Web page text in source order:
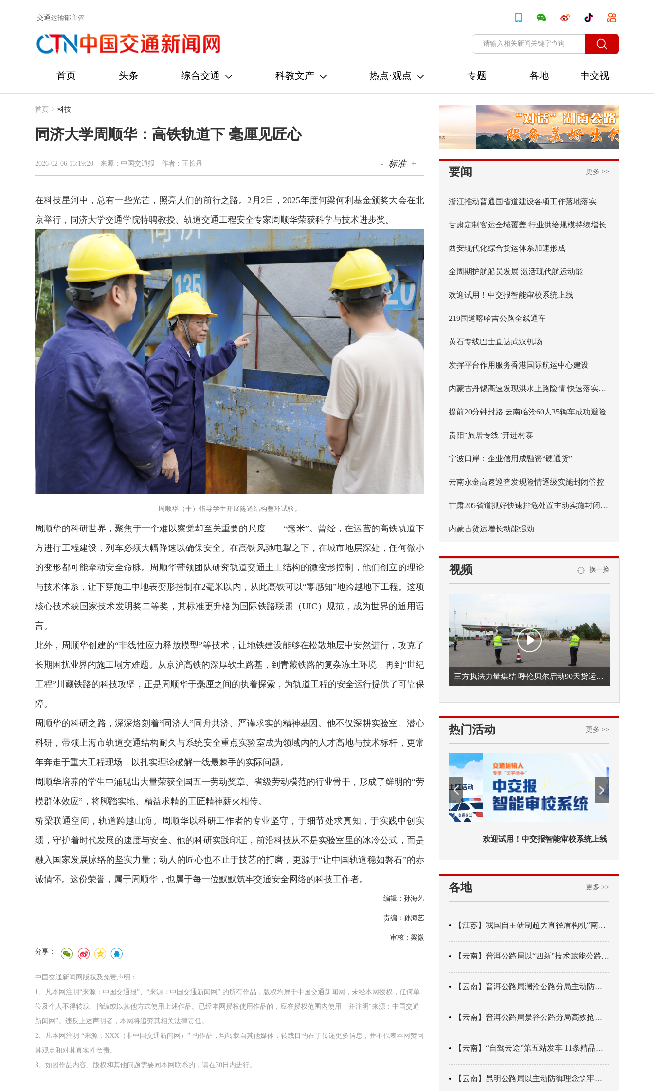
交通运输部主管
首页 头条 综合交通 科教文产 热点·观点 专题 各地
中交视
讯
首页 > 科技
同济大学周顺华：高铁轨道下 毫厘见匠心
2026-02-06 16:19:20 来源：中国交通报 作者：王长丹 - 标准 +
在科技星河中，总有一些光芒，照亮人们的前行之路。2月2日，2025年度何梁何利基金颁奖大会在北
京举行，同济大学交通学院特聘教授、轨道交通工程安全专家周顺华荣获科学与技术进步奖。
周顺华（中）指导学生开展隧道结构整环试验。
周顺华的科研世界，聚焦于一个难以察觉却至关重要的尺度——“毫米”。曾经，在运营的高铁轨道下
方进行工程建设，列车必须大幅降速以确保安全。在高铁风驰电掣之下，在城市地层深处，任何微小
的变形都可能牵动安全命脉。周顺华带领团队研究轨道交通土工结构的微变形控制，他们创立的理论
与技术体系，让下穿施工中地表变形控制在2毫米以内，从此高铁可以“零感知”地跨越地下工程。这项
核心技术获国家技术发明奖二等奖，其标准更升格为国际铁路联盟（UIC）规范，成为世界的通用语
言。
此外，周顺华创建的“非线性应力释放模型”等技术，让地铁建设能够在松散地层中安然进行，攻克了
长期困扰业界的施工塌方难题。从京沪高铁的深厚软土路基，到青藏铁路的复杂冻土环境，再到“世纪
工程”川藏铁路的科技攻坚，正是周顺华于毫厘之间的执着探索，为轨道工程的安全运行提供了可靠保
障。
周顺华的科研之路，深深烙刻着“同济人”同舟共济、严谨求实的精神基因。他不仅深耕实验室、潜心
科研，带领上海市轨道交通结构耐久与系统安全重点实验室成为领域内的人才高地与技术标杆，更常
年奔走于重大工程现场，以扎实理论破解一线最棘手的实际问题。
周顺华培养的学生中涌现出大量荣获全国五一劳动奖章、省级劳动模范的行业骨干，形成了鲜明的“劳
模群体效应”，将脚踏实地、精益求精的工匠精神薪火相传。
桥梁联通空间，轨道跨越山海。周顺华以科研工作者的专业坚守，于细节处求真知，于实践中创实
绩，守护着时代发展的速度与安全。他的科研实践印证，前沿科技从不是实验室里的冰冷公式，而是
融入国家发展脉络的坚实力量；动人的匠心也不止于技艺的打磨，更源于“让中国轨道稳如磐石”的赤
诚情怀。这份荣誉，属于周顺华，也属于每一位默默筑牢交通安全网络的科技工作者。
编辑：孙海艺
责编：孙海艺
审核：梁微
分享：
中国交通新闻网版权及免责声明：
1、凡本网注明“来源：中国交通报”、“来源：中国交通新闻网” 的所有作品，版权均属于中国交通新闻网，未经本网授权，任何单
位及个人不得转载、摘编或以其他方式使用上述作品。已经本网授权使用作品的，应在授权范围内使用，并注明“来源：中国交通
新闻网”。违反上述声明者，本网将追究其相关法律责任。
2、凡本网注明 “来源：XXX（非中国交通新闻网）” 的作品，均转载自其他媒体，转载目的在于传递更多信息，并不代表本网赞同
其观点和对其真实性负责。
3、如因作品内容、版权和其他问题需要同本网联系的，请在30日内进行。
要闻 更多 >>
浙江推动普通国省道建设各项工作落地落实
甘肃定制客运全域覆盖 行业供给规模持续增长
西安现代化综合货运体系加速形成
全周期护航船员发展 激活现代航运动能
欢迎试用！中交报智能审校系统上线
219国道喀哈吉公路全线通车
黄石专线巴士直达武汉机场
发挥平台作用服务香港国际航运中心建设
内蒙古丹锡高速发现洪水上路险情 快速落实主线封闭管控
提前20分钟封路 云南临沧60人35辆车成功避险
贵阳“旅居专线”开进村寨
宁波口岸：企业信用成融资“硬通货”
云南永金高速巡查发现险情逐级实施封闭管控
甘肃205省道抓好快速排危处置主动实施封闭管控
内蒙古货运增长动能强劲
视频 换一换
三方执法力量集结 呼伦贝尔启动90天货运车辆违法专项整治
热门活动 更多 >>
2026年中国航海日论坛 交通运输执法“我是大队长”主题活动 欢迎试用！中交报智能审校系统上线
各地 更多 >>
【江苏】我国自主研制超大直径盾构机“南湖号”在常熟下线
【云南】普洱公路局以“四新”技术赋能公路养护
【云南】普洱公路局澜沧公路分局主动防御成功处置214国道山体崩塌险情
【云南】普洱公路局景谷公路分局高效抢通紧急送医村路
【云南】“自驾云途”第五站发车 11条精品线路串起全域风光
【云南】昆明公路局以主动防御理念筑牢汛期安全防线